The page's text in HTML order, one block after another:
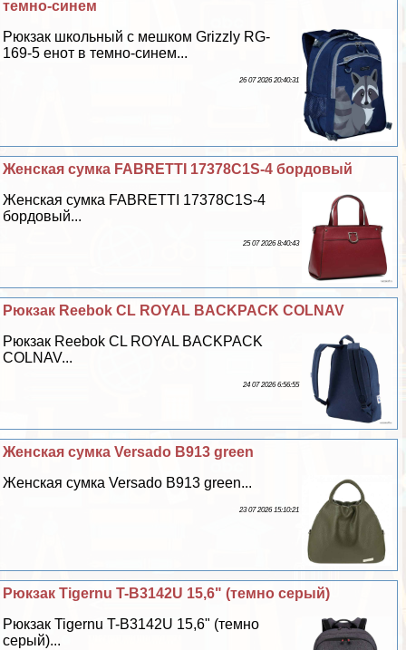
темно-синем
Рюкзак школьный с мешком Grizzly RG-
169-5 енот в темно-синем...
26 07 2026 20:40:31
Женская сумка FABRETTI 17378C1S-4 бордовый
Женская сумка FABRETTI 17378C1S-4
бордовый...
25 07 2026 8:40:43
Рюкзак Reebok CL ROYAL BACKPACK COLNAV
Рюкзак Reebok CL ROYAL BACKPACK
COLNAV...
24 07 2026 6:56:55
Женская сумка Versado B913 green
Женская сумка Versado B913 green...
23 07 2026 15:10:21
Рюкзак Tigernu T-B3142U 15,6" (темно серый)
Рюкзак Tigernu T-B3142U 15,6" (темно
серый)...